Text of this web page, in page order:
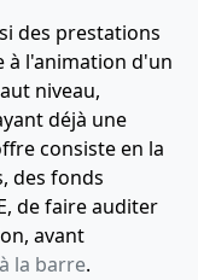
des prestations
à l'animation d'un
niveau,
déjà une
consiste en la
des fonds
de faire auditer
avant
la barre.